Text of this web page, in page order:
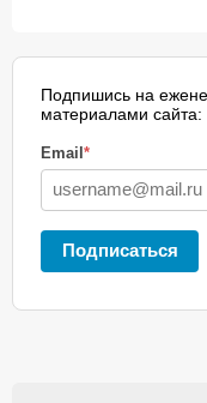
Подпишись на
материалами сайта:
Email*
Подписаться